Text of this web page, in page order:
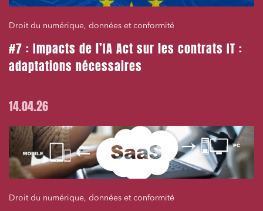
Droit du numérique, données et conformité
#7 : Impacts de l’IA Act sur les contrats IT :
adaptations nécessaires
14.04.26
Droit du numérique, données et conformité